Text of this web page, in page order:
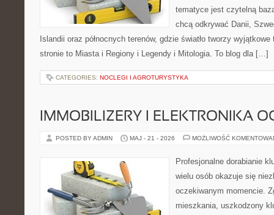
tematyce jest czytelną
chcą odkrywać Danii,
Islandii oraz północnych terenów, gdzie światło tworzy wyjątkowe
stronie to Miasta i Regiony i Legendy i Mitologia. To blog dla […]
CATEGORIES: NOCLEGI I AGROTURYSTYKA
IMMOBILIZERY I ELEKTRONIKA
POSTED BY ADMIN MAJ - 21 - 2026 MOŻLIWOŚĆ
Profesjonalne dorabianie
wielu osób okazuje się
oczekiwanym momencie.
mieszkania, uszkodzony